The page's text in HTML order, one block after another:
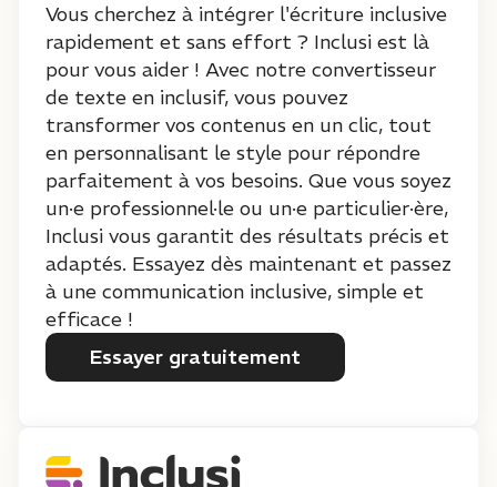
Vous cherchez à intégrer l'écriture inclusive
rapidement et sans effort ? Inclusi est là
pour vous aider ! Avec notre convertisseur
de texte en inclusif, vous pouvez
transformer vos contenus en un clic, tout
en personnalisant le style pour répondre
parfaitement à vos besoins. Que vous soyez
un·e professionnel·le ou un·e particulier·ère,
Inclusi vous garantit des résultats précis et
adaptés. Essayez dès maintenant et passez
à une communication inclusive, simple et
efficace !
Essayer gratuitement